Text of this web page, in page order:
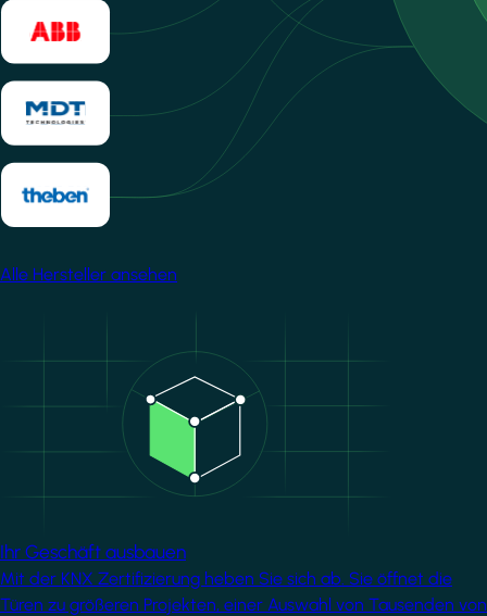
Alle Hersteller ansehen
Ihr Geschäft ausbauen
Mit der KNX Zertifizierung heben Sie sich ab. Sie öffnet die
Türen zu größeren Projekten, einer Auswahl von Tausenden von